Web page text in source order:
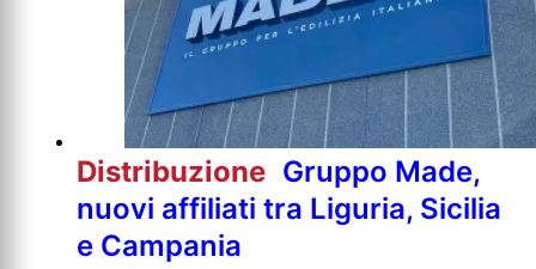
Distribuzione Gruppo Made,
nuovi affiliati tra Liguria, Sicilia
e Campania